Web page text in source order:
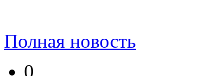
Полная новость
0